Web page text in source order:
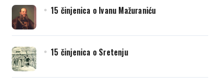
15 činjenica o Ivanu Mažuraniću
15 činjenica o Sretenju